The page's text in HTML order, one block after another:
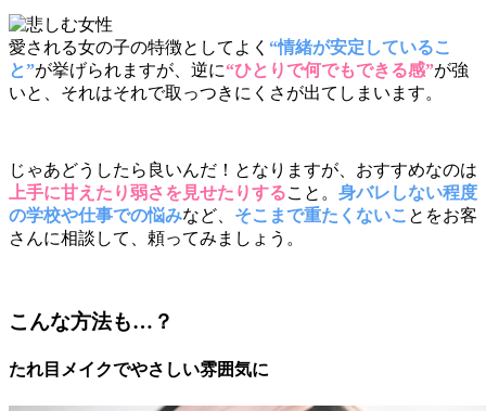
愛される女の子の特徴としてよく “情緒が安定しているこ
と”が挙げられますが、逆に“ひとりで何でもできる感”が強
いと、それはそれで取っつきにくさが出てしまいます。
じゃあどうしたら良いんだ！となりますが、おすすめなのは
上手に甘えたり弱さを見せたりすること。 身バレしない程度
の学校や仕事での悩みなど、 そこまで重たくないこ とをお客
さんに相談して、頼ってみましょう。
こんな方法も…？
たれ目メイクでやさしい雰囲気に